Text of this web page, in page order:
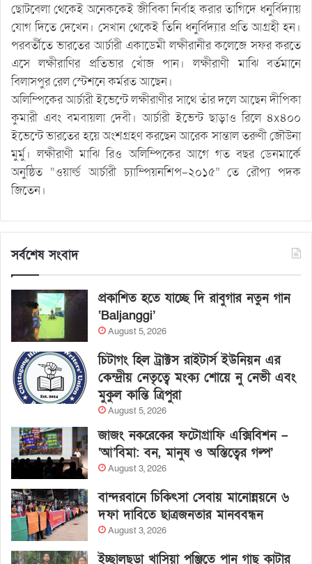
ছোটবেলা থেকেই অনেককেই জীবিকা নির্বাহ করার তাগিদে ধনুর্বিদ্যায়
যোগ দিতে দেখেন। সেখান থেকেই তিনি ধনুর্বিদ্যার প্রতি আগ্রহী হন।
পরবর্তীতে ভারতের আর্চারী একাডেমী লক্ষীরানীর কলেজে সফর করতে
এসে লক্ষীরাণির প্রতিভার খোঁজ পান। লক্ষীরাণী মাঝি বর্তমানে
বিলাসপুর রেল স্টেশনে কর্মরত আছেন।
অলিম্পিকের আর্চারী ইভেন্টে লক্ষীরাণীর সাথে তাঁর দলে আছেন দীপিকা
কুমারী এবং বমবায়লা দেবী। আর্চারী ইভেন্ট ছাড়াও রিলে ৪x৪০০
ইভেন্টে ভারতের হয়ে অংশগ্রহণ করছেন আরেক সান্তাল তরুণী জৌউনা
মুর্মু। লক্ষীরাণী মাঝি রিও অলিম্পিকের আগে গত বছর ডেনমার্কে
অনুষ্ঠিত “ওয়ার্ল্ড আর্চারী চ্যাম্পিয়নশিপ-২০১৫” তে রৌপ্য পদক
জিতেন।
সর্বশেষ সংবাদ
প্রকাশিত হতে যাচ্ছে দি রাবুগার নতুন গান
‘Baljanggi’
August 5, 2026
চিটাগং হিল ট্রাক্টস রাইটার্স ইউনিয়ন এর
কেন্দ্রীয় নেতৃত্বে মংক্য শোয়ে নু নেভী এবং
মুকুল কান্তি ত্রিপুরা
August 5, 2026
জাজং নকরেকের ফটোগ্রাফি এক্সিবিশন –
‘আ’বিমা: বন, মানুষ ও অস্তিত্বের গল্প’
August 3, 2026
বান্দরবানে চিকিৎসা সেবায় মানোন্নয়নে ৬
দফা দাবিতে ছাত্রজনতার মানববন্ধন
August 3, 2026
ইচ্ছালছড়া খাসিয়া পুঞ্জিতে পান গাছ কাটার